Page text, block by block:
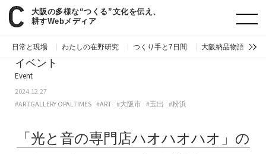
大阪の多様な“つくる”文化を伝え、
耕すWebメディア
日常と現場 わたしの在野研究 つくり手と7日間 大阪納品物語
paperC 今週のイベント
イベント
Event
2024.12.27
#ARTGALLERY OPALTIMES #ART #大阪市 #玉出 #粉浜
「光と音の専門店ハオハオハオ」の